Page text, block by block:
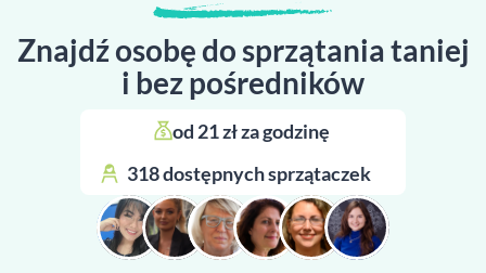
Znajdź osobę do sprzątania taniej
i bez pośredników
od 21 zł za godzinę
318 dostępnych sprzątaczek